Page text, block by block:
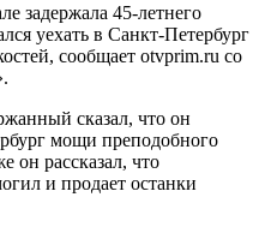
задержала 45-летнего
уехать в Санкт-Петербург
сообщает otvprim.ru со
сказал, что он
мощи преподобного
он рассказал, что
и продает останки